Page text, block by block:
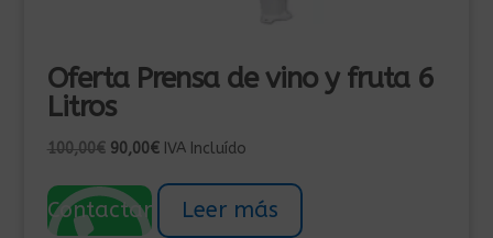
Oferta Prensa de vino y fruta 6
Litros
100,00€ El
original
era:
90,00€El
actual
IVA Incluído
Contactar Leer más